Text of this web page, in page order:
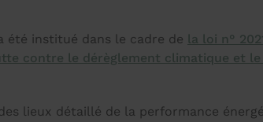
été institué dans le cadre de la loi n°
contre le dérèglement climatique et
lieux détaillé de la performance